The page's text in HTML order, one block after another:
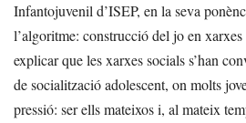
Infantojuvenil d’ISEP, en la seva
l’algoritme: construcció del jo en xarxes
explicar que les xarxes socials s’han
de socialització adolescent, on molts
pressió: ser ells mateixos i, al mateix